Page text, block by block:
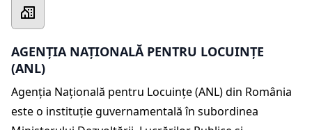
AGENȚIA NAȚIONALĂ PENTRU LOCUINȚE
(ANL)
Agenția Națională pentru Locuințe (ANL) din România
este o instituție guvernamentală în subordinea